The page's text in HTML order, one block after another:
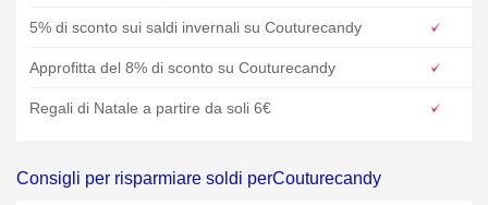
5% di sconto sui saldi invernali su Couturecandy
Approfitta del 8% di sconto su Couturecandy
Regali di Natale a partire da soli 6€
Consigli per risparmiare soldi perCouturecandy